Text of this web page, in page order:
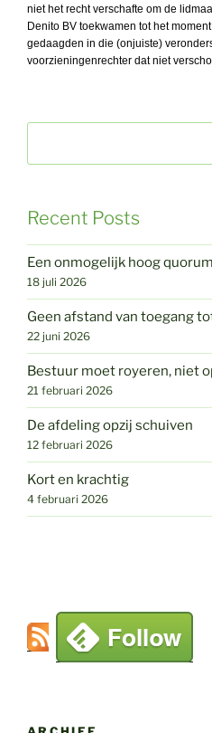
niet het recht verschafte om de
Denito BV toekwamen tot het
gedaagden in die (onjuiste)
voorzieningenrechter dat niet
Recent Posts
Een onmogelijk hoog quorum
18 juli 2026
Geen afstand van toegang
22 juni 2026
Bestuur moet royeren, niet
21 februari 2026
De afdeling opzij schuiven
12 februari 2026
Kort en krachtig
4 februari 2026